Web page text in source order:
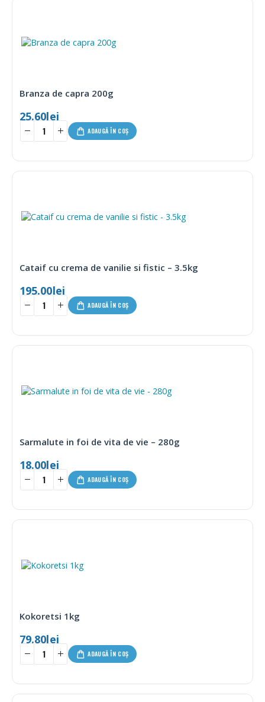
Branza de capra 200g
25.60lei
ADAUGĂ ÎN COȘ
Cataif cu crema de vanilie si fistic – 3.5kg
195.00lei
ADAUGĂ ÎN COȘ
Sarmalute in foi de vita de vie – 280g
18.00lei
ADAUGĂ ÎN COȘ
Kokoretsi 1kg
79.80lei
ADAUGĂ ÎN COȘ